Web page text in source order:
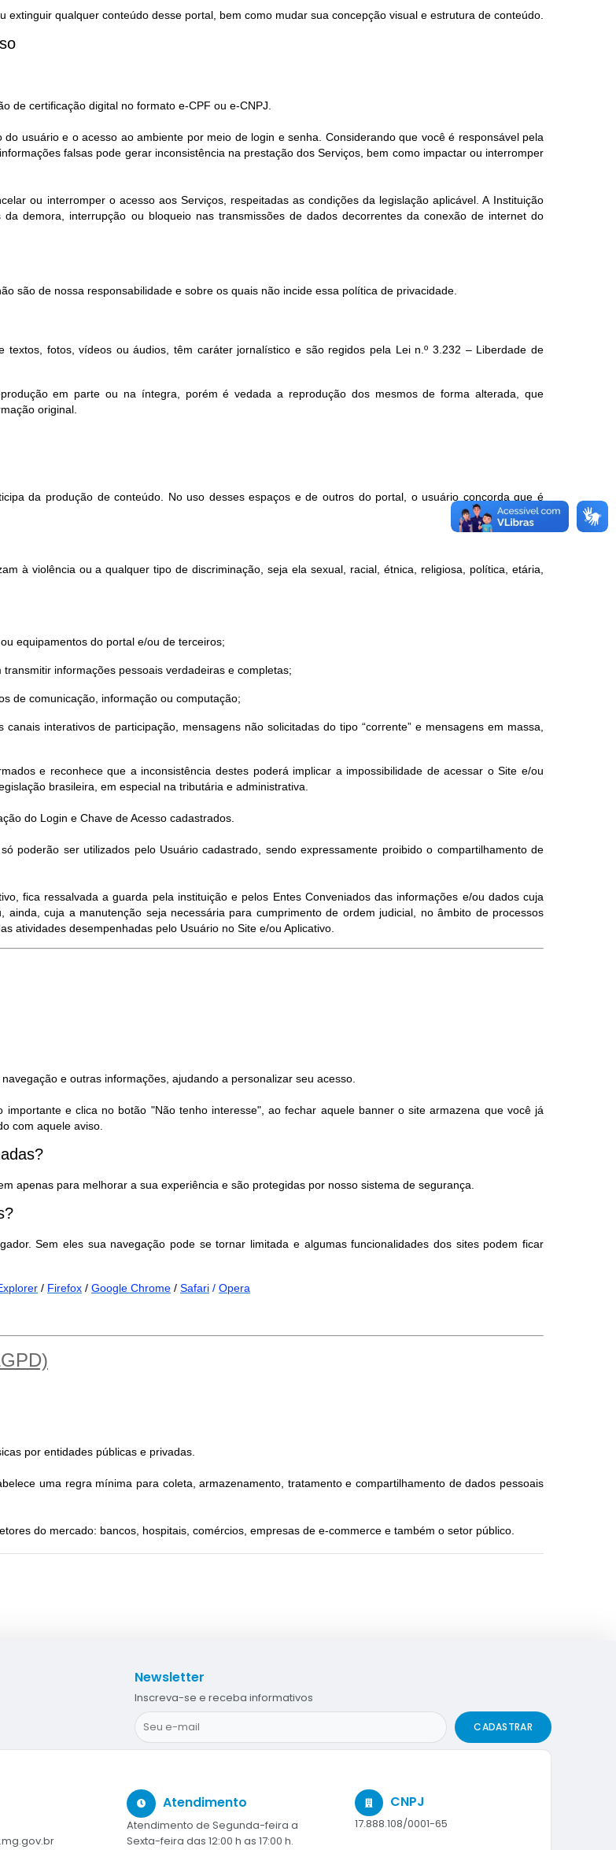
qualquer conteúdo desse portal, bem como mudar sua concepção visual e estrutura de conteúdo.
de certificação digital no formato e-CPF ou e-CNPJ.
usuário e o acesso ao ambiente por meio de login e senha. Considerando que você é responsável pela
falsas pode gerar inconsistência na prestação dos Serviços, bem como impactar ou interromper
ou interromper o acesso aos Serviços, respeitadas as condições da legislação aplicável. A Instituição
demora, interrupção ou bloqueio nas transmissões de dados decorrentes da conexão de internet do
são de nossa responsabilidade e sobre os quais não incide essa política de privacidade.
fotos, vídeos ou áudios, têm caráter jornalístico e são regidos pela Lei n.º 3.232 – Liberdade de
em parte ou na íntegra, porém é vedada a reprodução dos mesmos de forma alterada, que
original.
da produção de conteúdo. No uso desses espaços e de outros do portal, o usuário concorda que é
à violência ou a qualquer tipo de discriminação, seja ela sexual, racial, étnica, religiosa, política, etária,
equipamentos do portal e/ou de terceiros;
informações pessoais verdadeiras e completas;
de comunicação, informação ou computação;
interativos de participação, mensagens não solicitadas do tipo “corrente” e mensagens em massa,
e reconhece que a inconsistência destes poderá implicar a impossibilidade de acessar o Site e/ou
brasileira, em especial na tributária e administrativa.
do Login e Chave de Acesso cadastrados.
poderão ser utilizados pelo Usuário cadastrado, sendo expressamente proibido o compartilhamento de
fica ressalvada a guarda pela instituição e pelos Entes Conveniados das informações e/ou dados cuja
cuja a manutenção seja necessária para cumprimento de ordem judicial, no âmbito de processos
atividades desempenhadas pelo Usuário no Site e/ou Aplicativo.
e outras informações, ajudando a personalizar seu acesso.
e clica no botão "Não tenho interesse", ao fechar aquele banner o site armazena que você já
com aquele aviso.
apenas para melhorar a sua experiência e são protegidas por nosso sistema de segurança.
Sem eles sua navegação pode se tornar limitada e algumas funcionalidades dos sites podem ficar
/ Firefox / Google Chrome / Safari / Opera
por entidades públicas e privadas.
uma regra mínima para coleta, armazenamento, tratamento e compartilhamento de dados pessoais
do mercado: bancos, hospitais, comércios, empresas de e-commerce e também o setor público.
Atendimento
Atendimento de Segunda-feira a
Sexta-feira das 12:00 h as 17:00 h.
CNPJ
17.888.108/0001-65
Newsletter
Inscreva-se e receba informativos
CADASTRAR